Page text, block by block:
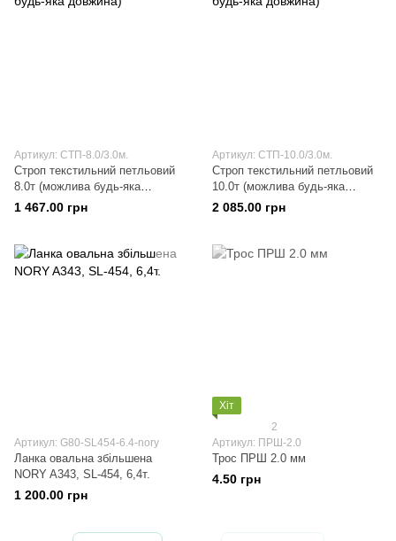
Артикул: СТП-8.0/3.0м.
Строп текстильний петльовий
8.0т (можлива будь-яка
довжина)
1 467.00 грн
Артикул: СТП-10.0/3.0м.
Строп текстильний петльовий
10.0т (можлива будь-яка
довжина)
2 085.00 грн
Артикул: G80-SL454-6.4-nory
Ланка овальна збільшена
NORY A343, SL-454, 6,4т.
1 200.00 грн
Хіт
2
Артикул: ПРШ-2.0
Трос ПРШ 2.0 мм
4.50 грн